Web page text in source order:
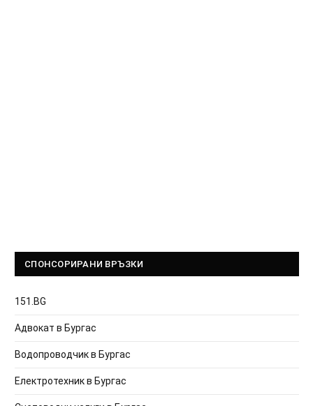
СПОНСОРИРАНИ ВРЪЗКИ
151.BG
Адвокат в Бургас
Водопроводчик в Бургас
Електротехник в Бургас